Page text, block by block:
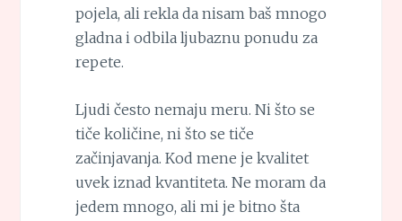
pojela, ali rekla da nisam baš mnogo
gladna i odbila ljubaznu ponudu za
repete.
Ljudi često nemaju meru. Ni što se
tiče količine, ni što se tiče
začinjavanja. Kod mene je kvalitet
uvek iznad kvantiteta. Ne moram da
jedem mnogo, ali mi je bitno šta